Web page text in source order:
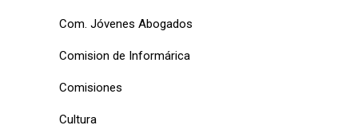
Com. Jóvenes Abogados
Comision de Informárica
Comisiones
Cultura